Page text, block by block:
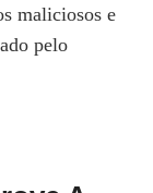
maliciosos e
pelo